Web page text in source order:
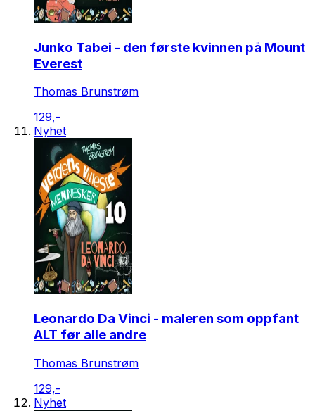
Junko Tabei - den første kvinnen på Mount
Everest
Thomas Brunstrøm
129,-
Nyhet
Leonardo Da Vinci - maleren som oppfant
ALT før alle andre
Thomas Brunstrøm
129,-
Nyhet